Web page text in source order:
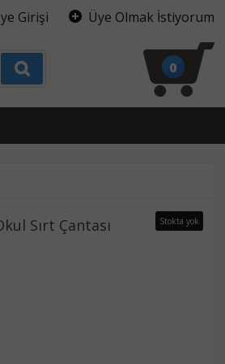
Girişi Üye Olmak İstiyorum
0
Stokta yok
Sırt Çantası